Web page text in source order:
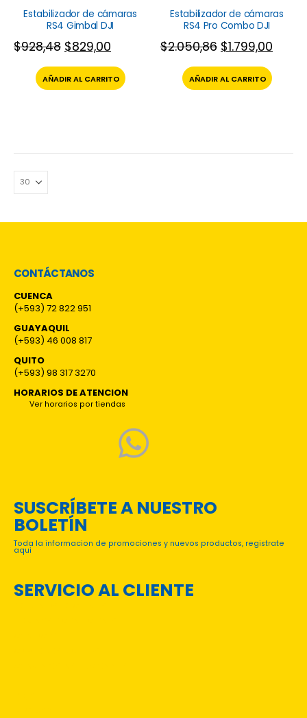
Estabilizador de cámaras
RS4 Gimbal DJI
$928,48 $829,00
AÑADIR AL CARRITO
Estabilizador de cámaras
RS4 Pro Combo DJI
$2.050,86 $1.799,00
AÑADIR AL CARRITO
CONTÁCTANOS
CUENCA
(+593) 72 822 951
GUAYAQUIL
(+593) 46 008 817
QUITO
(+593) 98 317 3270
HORARIOS DE ATENCION
Ver horarios por tiendas
SUSCRÍBETE A NUESTRO
BOLETÍN
Toda la informacion de promociones y nuevos productos, registrate
aqui
SERVICIO AL CLIENTE